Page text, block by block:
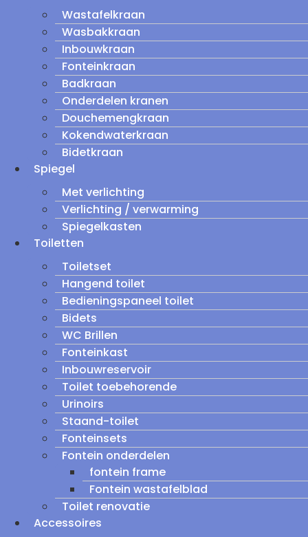
Wastafelkraan
Wasbakkraan
Inbouwkraan
Fonteinkraan
Badkraan
Onderdelen kranen
Douchemengkraan
Kokendwaterkraan
Bidetkraan
Spiegel
Met verlichting
Verlichting / verwarming
Spiegelkasten
Toiletten
Toiletset
Hangend toilet
Bedieningspaneel toilet
Bidets
WC Brillen
Fonteinkast
Inbouwreservoir
Toilet toebehorende
Urinoirs
Staand-toilet
Fonteinsets
Fontein onderdelen
fontein frame
Fontein wastafelblad
Toilet renovatie
Accessoires